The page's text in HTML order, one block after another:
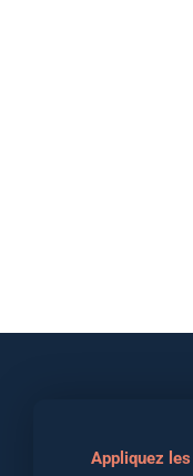
Appliquez